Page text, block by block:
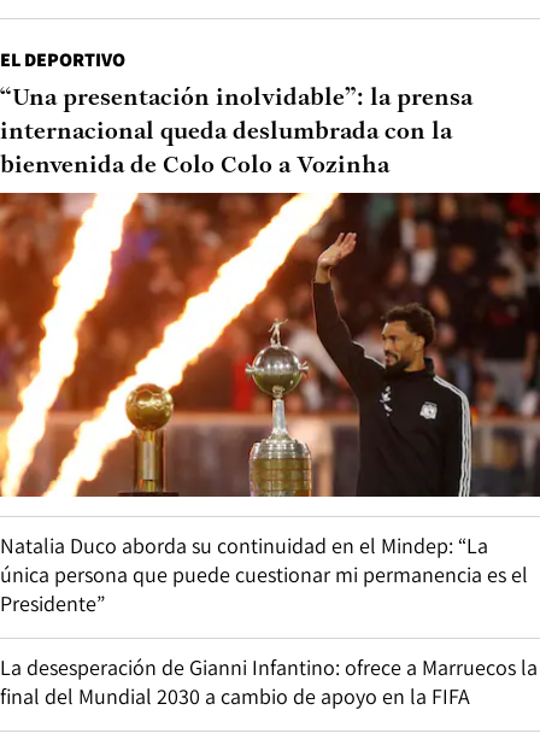
EL DEPORTIVO
“Una presentación inolvidable”: la prensa
internacional queda deslumbrada con la
bienvenida de Colo Colo a Vozinha
Natalia Duco aborda su continuidad en el Mindep: “La
única persona que puede cuestionar mi permanencia es el
Presidente”
La desesperación de Gianni Infantino: ofrece a Marruecos la
final del Mundial 2030 a cambio de apoyo en la FIFA